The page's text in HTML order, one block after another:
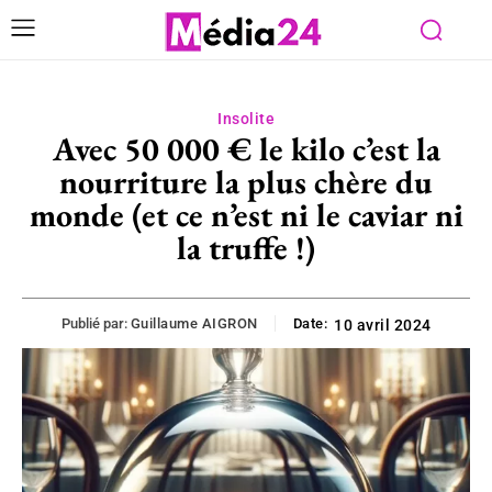
Insolite
Avec 50 000 € le kilo c’est la
nourriture la plus chère du
monde (et ce n’est ni le caviar ni
la truffe !)
Publié par: Guillaume AIGRON Date: 10 avril 2024